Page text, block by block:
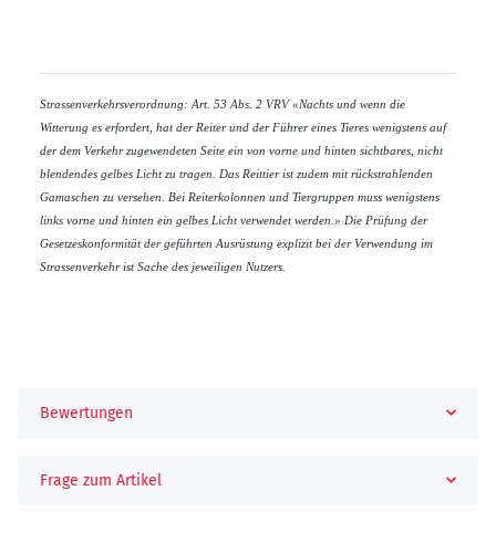
Strassenverkehrsverordnung: Art. 53 Abs. 2 VRV «Nachts und wenn die
Witterung es erfordert, hat der Reiter und der Führer eines Tieres wenigstens auf
der dem Verkehr zugewendeten Seite ein von vorne und hinten sichtbares, nicht
blendendes gelbes Licht zu tragen. Das Reittier ist zudem mit rückstrahlenden
Gamaschen zu versehen. Bei Reiterkolonnen und Tiergruppen muss wenigstens
links vorne und hinten ein gelbes Licht verwendet werden.» Die Prüfung der
Gesetzeskonformität der geführten Ausrüstung explizit bei der Verwendung im
Strassenverkehr ist Sache des jeweiligen Nutzers.
Bewertungen
Frage zum Artikel